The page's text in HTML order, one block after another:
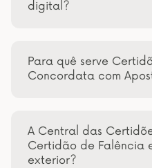
digital?
Para quê serve
Concordata com
A Central das
Certidão de Falência
exterior?